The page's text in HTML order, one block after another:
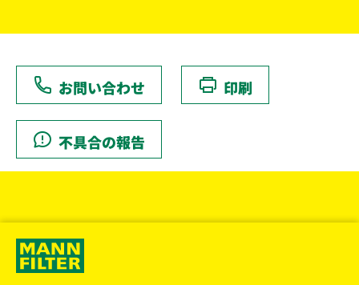
お問い合わせ 印刷
不具合の報告